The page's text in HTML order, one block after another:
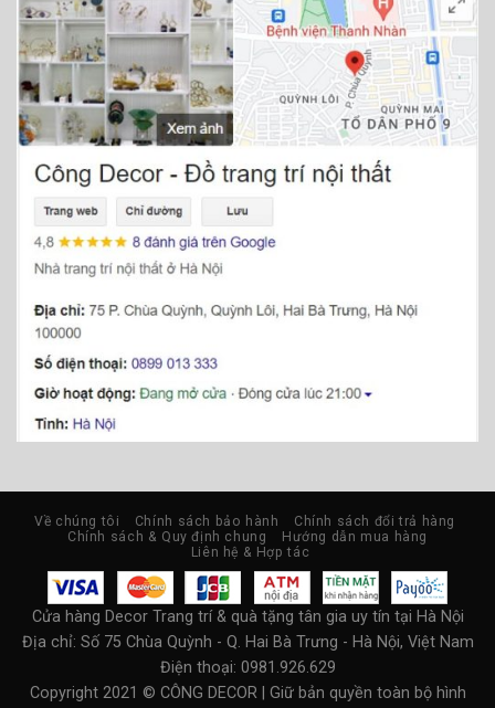
Về chúng tôi Chính sách bảo hành
Chính sách đổi trả hàng
Chính sách & Quy định chung
Hướng dẫn mua hàng
Liên hệ & Hợp tác
Cửa hàng Decor Trang trí & quà tặng tân gia uy tín tại Hà Nội
Địa chỉ: Số 75 Chùa Quỳnh - Q. Hai Bà Trưng - Hà Nội, Việt Nam
Điện thoại: 0981.926.629
Copyright 2021 © CÔNG DECOR | Giữ bản quyền toàn bộ hình